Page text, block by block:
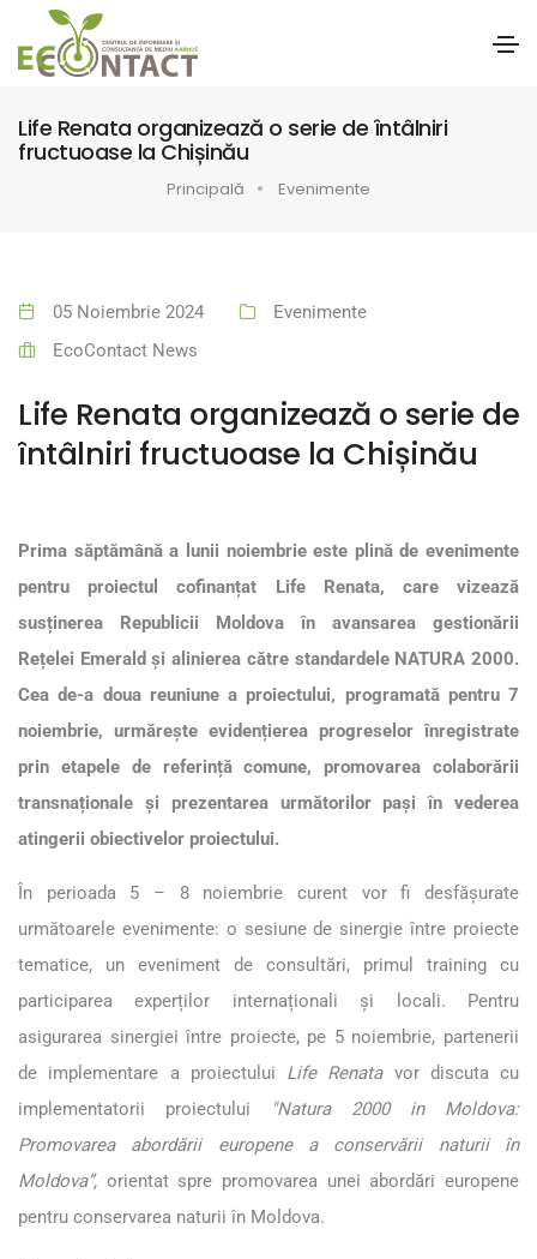
Life Renata organizează o serie de întâlniri
fructuoase la Chișinău
Principală Evenimente
05 Noiembrie 2024
Evenimente
EcoContact News
Life Renata organizează o serie de
întâlniri fructuoase la Chișinău
Prima săptămână a lunii noiembrie este plină de evenimente
pentru proiectul cofinanțat Life Renata, care vizează
susținerea Republicii Moldova în avansarea gestionării
Rețelei Emerald și alinierea către standardele NATURA 2000.
Cea de-a doua reuniune a proiectului, programată pentru 7
noiembrie, urmărește evidențierea progreselor înregistrate
prin etapele de referință comune, promovarea colaborării
transnaționale și prezentarea următorilor pași în vederea
atingerii obiectivelor proiectului.
În perioada 5 – 8 noiembrie curent vor fi desfășurate
următoarele evenimente: o sesiune de sinergie între proiecte
tematice, un eveniment de consultări, primul training cu
participarea experților internaționali și locali. Pentru
asigurarea sinergiei între proiecte, pe 5 noiembrie, partenerii
de implementare a proiectului Life Renatavor discuta cu
implementatorii proiectului
"Natura 2000 in Moldova:
Promovarea abordării europene a conservării naturii în
Moldova”, orientat spre promovarea unei abordări europene
pentru conservarea naturii în Moldova.